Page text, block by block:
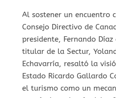
Al sostener un encuentro
Consejo Directivo de
presidente, Fernando
titular de la Sectur,
Echavarría, resaltó la
Estado Ricardo Gallardo
el turismo como un